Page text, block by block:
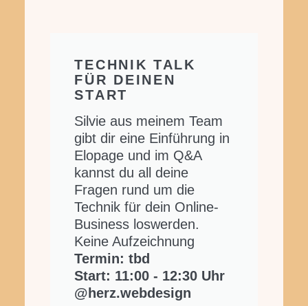
TECHNIK TALK
FÜR DEINEN
START
Silvie aus meinem Team
gibt dir eine Einführung in
Elopage und im Q&A
kannst du all deine
Fragen rund um die
Technik für dein Online-
Business loswerden.
Keine Aufzeichnung
Termin: tbd
Start: 11:00 - 12:30 Uhr
@herz.webdesign